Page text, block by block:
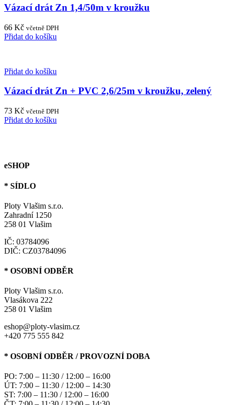
Vázací drát Zn 1,4/50m v kroužku
66 Kč včetně DPH
Přidat do košíku
Přidat do košíku
Vázací drát Zn + PVC 2,6/25m v kroužku, zelený
73 Kč včetně DPH
Přidat do košíku
eSHOP
* SÍDLO
Ploty Vlašim s.r.o.
Zahradní 1250
258 01 Vlašim
IČ: 03784096
DIČ: CZ03784096
* OSOBNÍ ODBĚR
Ploty Vlašim s.r.o.
Vlasákova 222
258 01 Vlašim
eshop@ploty-vlasim.cz
+420 775 555 842
* OSOBNÍ ODBĚR / PROVOZNÍ DOBA
PO: 7:00 – 11:30 / 12:00 – 16:00
ÚT: 7:00 – 11:30 / 12:00 – 14:30
ST: 7:00 – 11:30 / 12:00 – 16:00